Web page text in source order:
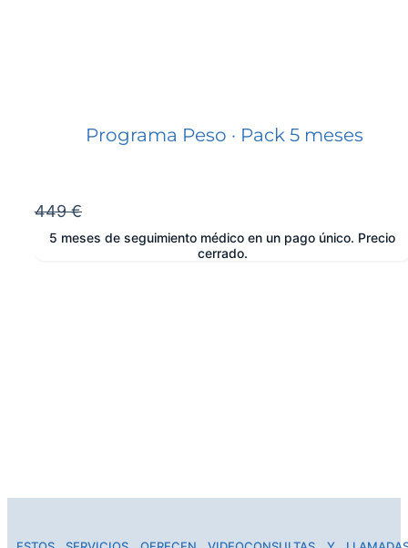
Programa Peso · Pack 5 meses
449 €
5 meses de seguimiento médico en un pago único. Precio
cerrado.